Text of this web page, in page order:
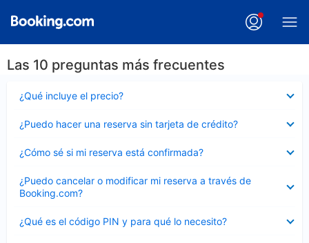
Las 10 preguntas más frecuentes
¿Qué incluye el precio?
cerrado
¿Puedo hacer una reserva sin tarjeta de crédito?
cerrado
¿Cómo sé si mi reserva está confirmada?
cerrado
¿Puedo cancelar o modificar mi reserva a través de
Booking.com?
cerrado
¿Qué es el código PIN y para qué lo necesito?
cerrado